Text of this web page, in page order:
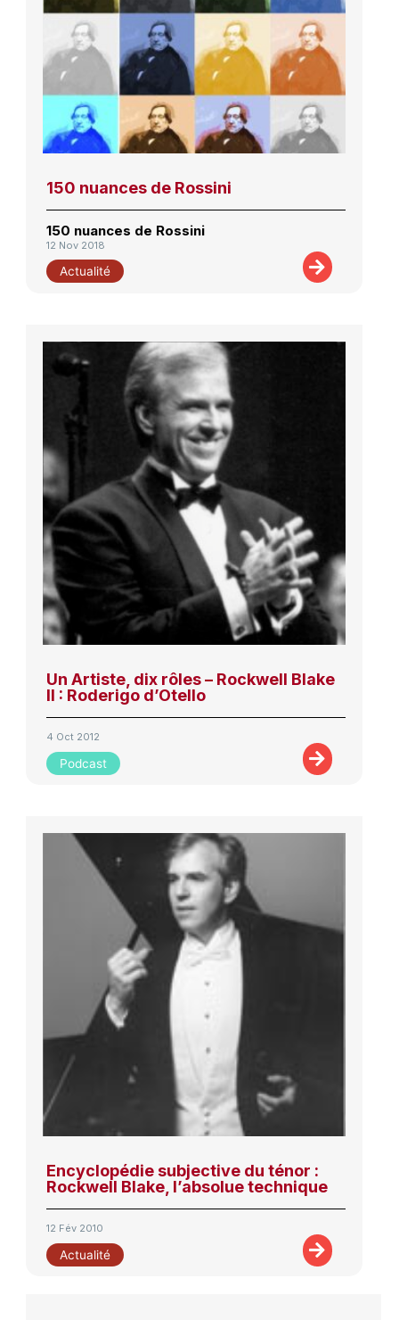
150 nuances de Rossini
150 nuances de Rossini
12 Nov 2018
Actualité
Un Artiste, dix rôles – Rockwell Blake
II : Roderigo d’Otello
4 Oct 2012
Podcast
Encyclopédie subjective du ténor :
Rockwell Blake, l’absolue technique
12 Fév 2010
Actualité